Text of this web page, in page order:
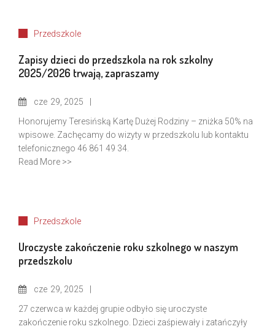
Przedszkole
Zapisy dzieci do przedszkola na rok szkolny
2025/2026 trwają, zapraszamy
cze 29, 2025
Honorujemy Teresińską Kartę Dużej Rodziny – zniżka 50% na
wpisowe. Zachęcamy do wizyty w przedszkolu lub kontaktu
telefonicznego 46 861 49 34.
Read More >>
Przedszkole
Uroczyste zakończenie roku szkolnego w naszym
przedszkolu
cze 29, 2025
27 czerwca w każdej grupie odbyło się uroczyste
zakończenie roku szkolnego. Dzieci zaśpiewały i zatańczyły